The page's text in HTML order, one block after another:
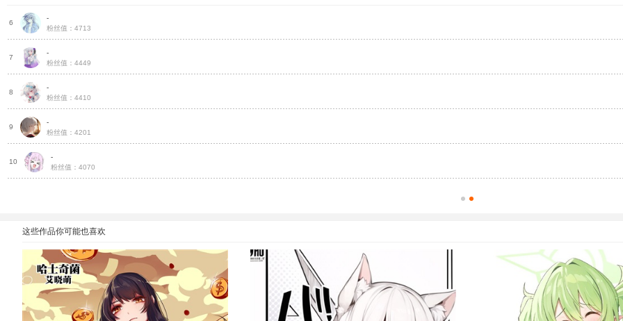
6
-
粉丝值：4713
7
-
粉丝值：4449
8
-
粉丝值：4410
9
-
粉丝值：4201
10
-
粉丝值：4070
这些作品你可能也喜欢